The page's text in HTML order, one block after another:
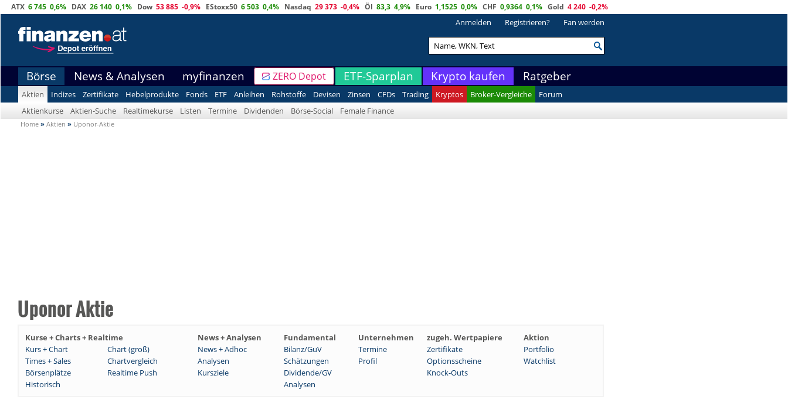
ATX 6 745 0,6% DAX 26 140 0,1% Dow 53 885 -0,9% EStoxx50 6 503 0,4% Nasdaq 29 373 -0,4% Öl 83,3 4,9% Euro 1,1525 0,0% CHF 0,9364 0,1% Gold 4 240 -0,2%
Anmelden Registrieren? Fan werden
Börse News & Analysen myfinanzen ZERO Depot ETF-Sparplan Krypto kaufen Ratgeber
Aktien Indizes Zertifikate Hebelprodukte Fonds ETF Anleihen Rohstoffe Devisen Zinsen CFDs Trading Kryptos Broker-Vergleiche
Forum
Aktienkurse
Aktien-Suche Realtimekurse Listen Termine Dividenden Börse-Social Female Finance
Home » Aktien » Uponor-Aktie
Uponor Aktie
Kurse + Charts + Realtime News + Analysen Fundamental Unternehmen zugeh. Wertpapiere
Aktion
Kurs + Chart
Chart (groß) News + Adhoc Bilanz/GuV Termine Zertifikate
Portfolio
Times + Sales
Chartvergleich Analysen Schätzungen Profil Optionsscheine
Watchlist
Börsenplätze
Realtime Push Kursziele Dividende/GV
Knock-Outs
Historisch
Analysen